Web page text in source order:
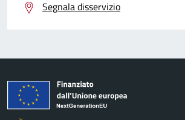
Segnala disservizio